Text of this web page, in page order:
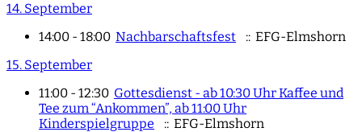
14. September
14:00 - 18:00 Nachbarschaftsfest
:: EFG-Elmshorn
15. September
11:00 - 12:30 Gottesdienst - ab 10:30 Uhr Kaffee und
Tee zum “Ankommen”, ab 11:00 Uhr
Kinderspielgruppe
:: EFG-Elmshorn